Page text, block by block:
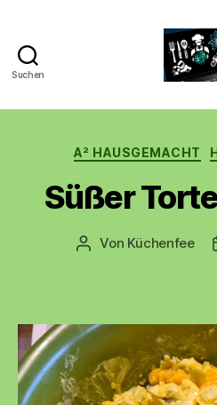
Suchen
A² HAUSGEMACHT
Süßer
Beitragsautor
Von Küchenfee